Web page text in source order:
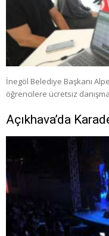
İnegöl Belediye Başkanı
öğrencilere ücretsiz
Açıkhava’da